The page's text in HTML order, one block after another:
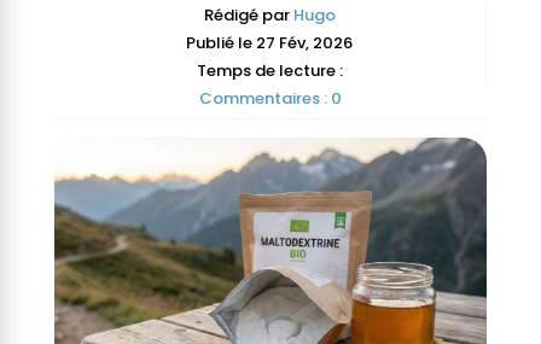
Rédigé par Hugo
Publié le 27 Fév, 2026
Temps de lecture :
Commentaires : 0